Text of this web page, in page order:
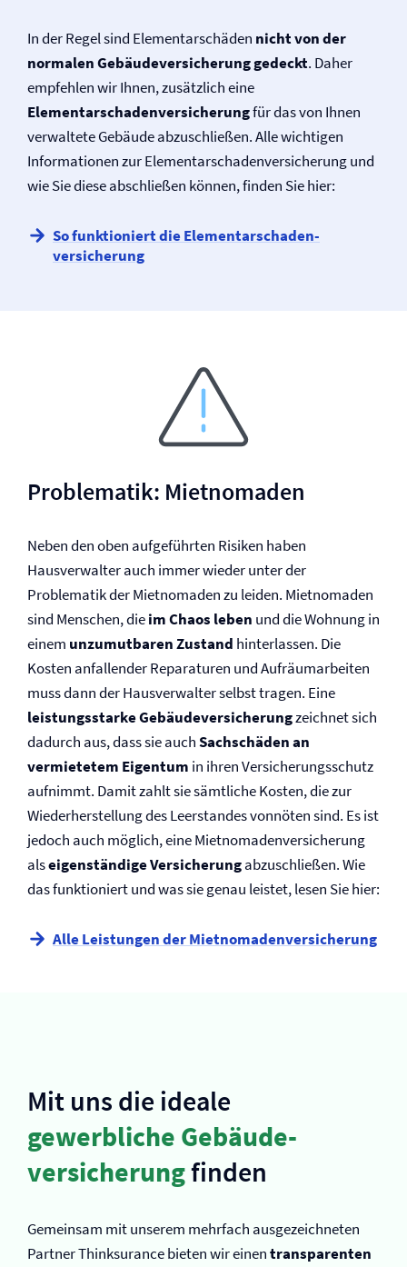
In der Regel sind Elementarschäden nicht von der
normalen Gebäude­versicherung gedeckt. Daher
empfehlen wir Ihnen, zusätzlich eine
Elementarschaden­versicherungfür das von Ihnen
verwaltete Gebäude abzuschließen. Alle wichtigen
Informationen zur Elementarschaden­versicherung und
wie Sie diese abschließen können, finden Sie hier:
So funktioniert die Elementarschaden­
versicherung
Problematik: Mietnomaden
Neben den oben aufgeführten Risiken haben
Hausverwalter auch immer wieder unter der
Problematik der Mietnomaden zu leiden. Mietnomaden
sind Menschen, dieim Chaos leben und die Wohnung in
einem unzumutbaren Zustand hinterlassen. Die
Kosten anfallender Reparaturen und Aufräumarbeiten
muss dann der Hausverwalter selbst tragen. Eine
leistungsstarke Gebäude­versicherungzeichnet sich
dadurch aus, dass sie auchSachschäden an
vermietetem Eigentum in ihren Versicherungsschutz
aufnimmt. Damit zahlt sie sämtliche Kosten, die zur
Wiederherstellung des Leerstandes vonnöten sind. Es ist
jedoch auch möglich, eine Mietnomaden­versicherung
alseigenständige Versicherungabzuschließen. Wie
das funktioniert und was sie genau leistet, lesen Sie hier:
Alle Leistungen der Mietnomaden­versicherung
Mit uns die ideale
gewerbliche Gebäude­
versicherungfinden
Gemeinsam mit unserem mehrfach ausgezeichneten
Partner Thinksurance bieten wir einentransparenten